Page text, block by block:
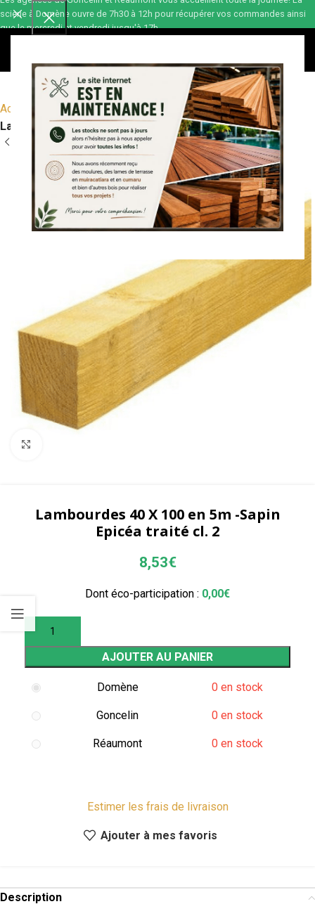
Accueil Bois de construction Sciage
Sapin
Lambourdes / Chevrons
Lambourdes 40 X 100 en 5m -Sapin
Epicéa traité cl. 2
8,53€
Dont éco-participation : 0,00€
AJOUTER AU PANIER
Domène 0 en stock
Goncelin 0 en stock
Réaumont 0 en stock
Estimer les frais de livraison
Ajouter à mes favoris
Description
scierie à Domène ouvre de 7h30 à 12h pour récupérer vos commandes ainsi
que le mercredi et vendredi jusqu'à 17h.